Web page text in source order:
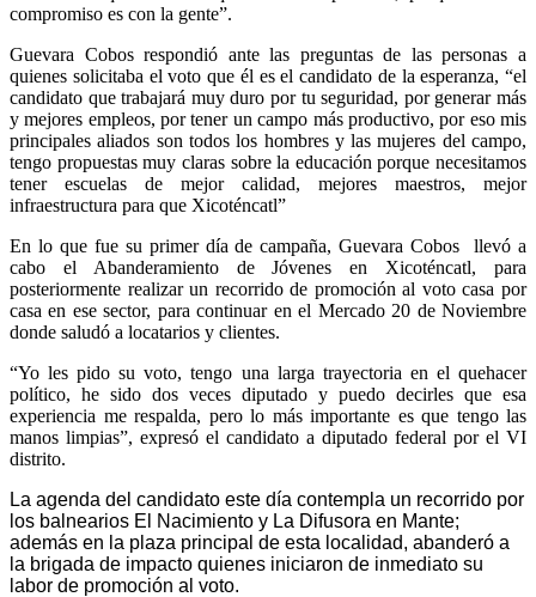
compromiso es con la gente”.
Guevara Cobos respondió ante las preguntas de las personas a
quienes solicitaba el voto que él es el candidato de la esperanza, “el
candidato que trabajará muy duro por tu seguridad, por generar más
y mejores empleos, por tener un campo más productivo, por eso mis
principales aliados son todos los hombres y las mujeres del campo,
tengo propuestas muy claras sobre la educación porque necesitamos
tener escuelas de mejor calidad, mejores maestros, mejor
infraestructura para que Xicoténcatl”
En lo que fue su primer día de campaña, Guevara Cobos llevó a
cabo el Abanderamiento de Jóvenes en Xicoténcatl, para
posteriormente realizar un recorrido de promoción al voto casa por
casa en ese sector, para continuar en el Mercado 20 de Noviembre
donde saludó a locatarios y clientes.
“Yo les pido su voto, tengo una larga trayectoria en el quehacer
político, he sido dos veces diputado y puedo decirles que esa
experiencia me respalda, pero lo más importante es que tengo las
manos limpias”, expresó el candidato a diputado federal por el VI
distrito.
La agenda del candidato este día contempla un recorrido por
los balnearios El Nacimiento y La Difusora en Mante;
además en la plaza principal de esta localidad, abanderó a
la brigada de impacto quienes iniciaron de inmediato su
labor de promoción al voto.